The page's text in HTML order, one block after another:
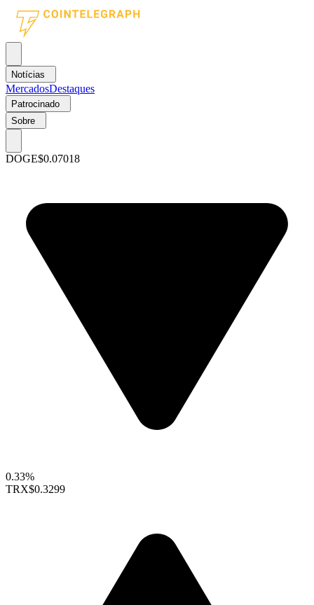
Notícias
MercadosDestaques
Patrocinado
Sobre
DOGE$0.07018
0.33%
TRX$0.3299